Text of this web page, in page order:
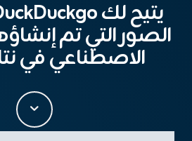
الصور التي تم
الاصطناعي في